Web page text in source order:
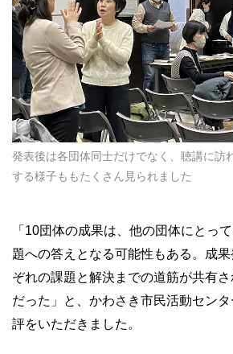
発表後は各団体同士だけでなく、聴講に訪
する様子ももたくさん見られました
「10団体の成果は、他の団体にとっ
題への答えとなる可能性もある。成
ぞれの課題と解決までの道筋が共有
だった」と、かわさき市民活動セン
評をいただきました。